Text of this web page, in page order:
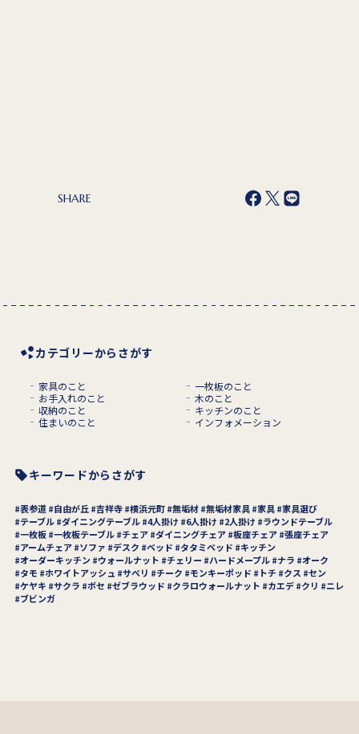
SHARE
カテゴリーからさがす
家具のこと
一枚板のこと
お手入れのこと
木のこと
収納のこと
キッチンのこと
住まいのこと
インフォメーション
キーワードからさがす
表参道 自由が丘 吉祥寺 横浜元町 無垢材 無垢材家具 家具
家具選び
テーブル ダイニングテーブル 4人掛け 6人掛け 2人掛け
ラウンドテーブル
一枚板 一枚板テーブル チェア ダイニングチェア 板座チェア 張座チェア
アームチェア
ソファ デスク ベッド タタミベッド
キッチン
オーダーキッチン
ウォールナット チェリー ハードメープル ナラ
オーク
タモ
ホワイトアッシュ サペリ チーク モンキーポッド トチ クス
セン
ケヤキ
サクラ ボセ ゼブラウッド クラロウォールナット カエデ クリ
ニレ
ブビンガ